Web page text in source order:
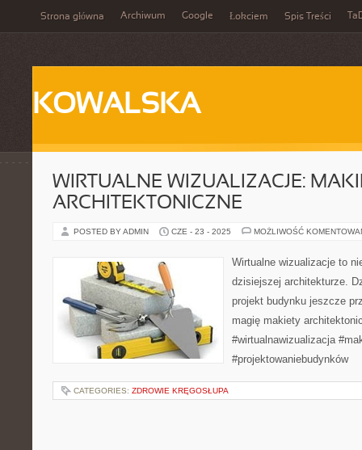
Strona główna Archiwum Google Łokciem Spis Treści
KOWALSKA
WIRTUALNE WIZUALIZACJE:
ARCHITEKTONICZNE
POSTED BY ADMIN CZE - 23 - 2025 MOŻLIWOŚĆ
Wirtualne wizualizacje to
dzisiejszej architekturze.
projekt budynku jeszcze
magię makiety
#wirtualnawizualizacja
#projektowaniebudynków
CATEGORIES: ZDROWIE KRĘGOSŁUPA